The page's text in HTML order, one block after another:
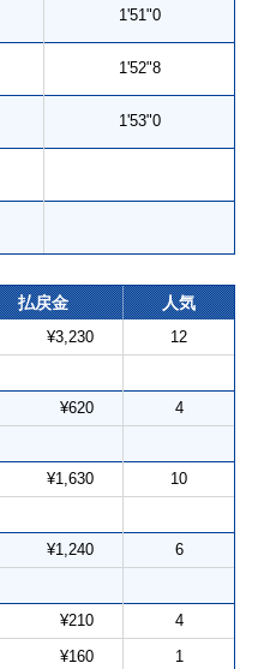
1'51"0
1'52"8
1'53"0
払戻金 人気
¥3,230 12
¥620 4
¥1,630 10
¥1,240 6
¥210 4
¥160 1